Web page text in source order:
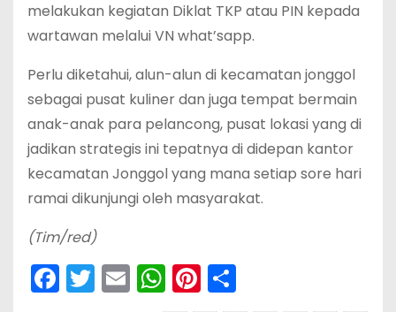
melakukan kegiatan Diklat TKP atau PIN kepada
wartawan melalui VN what’sapp.
Perlu diketahui, alun-alun di kecamatan jonggol
sebagai pusat kuliner dan juga tempat bermain
anak-anak para pelancong, pusat lokasi yang di
jadikan strategis ini tepatnya di didepan kantor
kecamatan Jonggol yang mana setiap sore hari
ramai dikunjungi oleh masyarakat.
(Tim/red)
F T E W Pi